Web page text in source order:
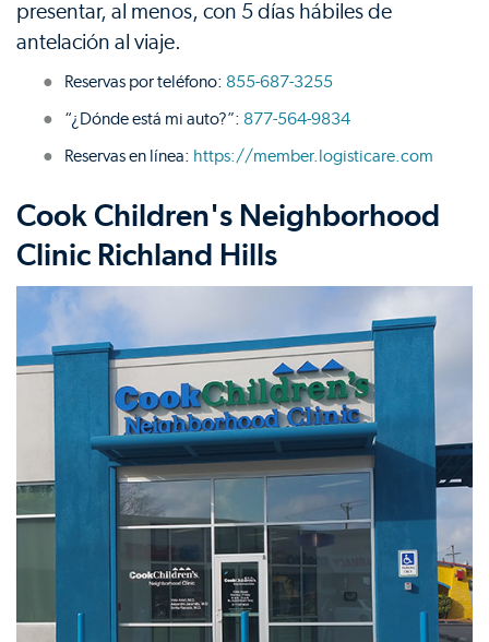
presentar, al menos, con 5 días hábiles de
antelación al viaje.
Reservas por teléfono: 855-687-3255
“¿Dónde está mi auto?”: 877-564-9834
Reservas en línea: https://member.logisticare.com
Cook Children's Neighborhood
Clinic Richland Hills